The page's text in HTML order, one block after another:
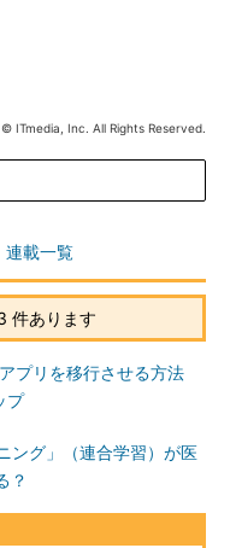
ITmedia, Inc. All Rights Reserved.
載一覧
件あります
プリを移行させる方法
プ
ング」（連合学習）が医
？